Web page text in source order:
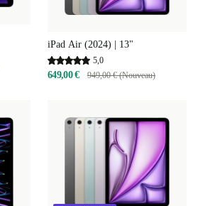
iPad Air (2024) | 13"
5,0
649,00 € 949,00 € (Nouveau)